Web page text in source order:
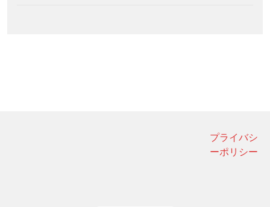
プライバシ
ーポリシー